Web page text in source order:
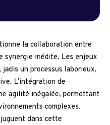
la collaboration entre
synergie inédite. Les enjeux
un processus laborieux,
L’intégration de
agilité inégalée, permettant
complexes.
dans cette